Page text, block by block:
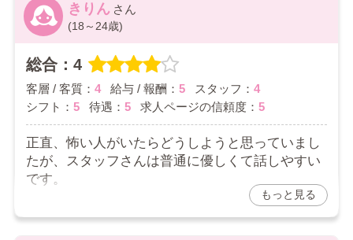
シフトも自分の予定を優先して調整してもらえる
ので、本業やプライベートと両立しながら無理な
く働けています。
お店の雰囲気も明るく、スタッフさんも親身にな
ってサポートしてくれるので、「ここを選んでよ
かったな」と思っています。
2026/08/01
きりん
(18～24歳)
総合：4
客層 / 客質： 4 給与 / 報酬： 5 スタッフ： 4
シフト： 5 待遇： 5 求人ページの信頼度： 5
正直、怖い人がいたらどうしようと思っていまし
たが、スタッフさんは普通に優しくて話しやすい
です。
もっと見る